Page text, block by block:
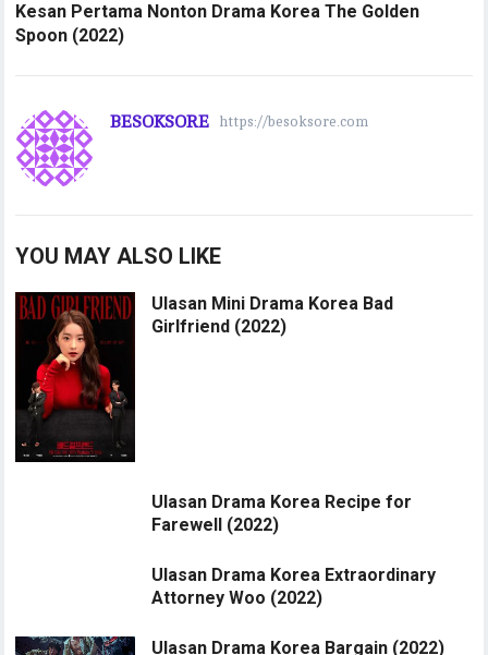
Kesan Pertama Nonton Drama Korea The Golden
Spoon (2022)
BESOKSORE https://besoksore.com
YOU MAY ALSO LIKE
Ulasan Mini Drama Korea Bad
Girlfriend (2022)
Ulasan Drama Korea Recipe for
Farewell (2022)
Ulasan Drama Korea Extraordinary
Attorney Woo (2022)
Ulasan Drama Korea Bargain (2022)